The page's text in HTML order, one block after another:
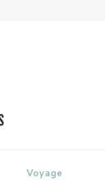
Voyage